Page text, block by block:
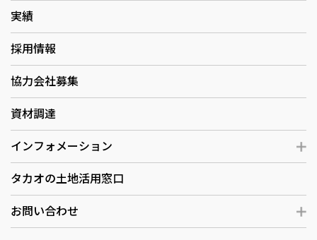
実績
採用情報
協力会社募集
資材調達
インフォメーション
タカオの土地活用窓口
お問い合わせ